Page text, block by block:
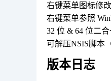
右键菜单图标修改
右键菜单参照
32 位 & 64 位二
可解压NSIS脚本
版本日志